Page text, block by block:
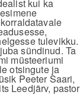
kui ka
tulevikku.
sündinud. Ta
müsteeriumi
otsingute ja
Peeter Saari,
Leedjärv, pastor